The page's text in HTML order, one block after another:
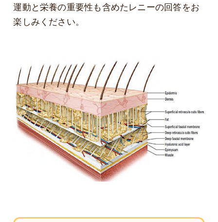
運動と栄養の重要性も含めたレニーの回答をお
楽しみください。